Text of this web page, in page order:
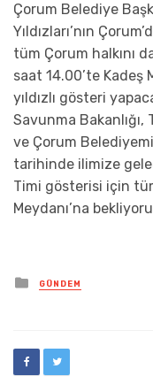
Çorum Belediye
Yıldızları’nın
tüm Çorum halkını
saat 14.00’te Kadeş
yıldızlı gösteri
Savunma
ve Çorum
tarihinde ilimize
Timi gösterisi için
Meydanı’na
Posted
in
GÜNDEM